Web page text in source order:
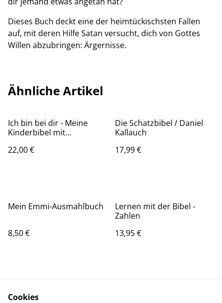
Dieses Buch deckt eine der heimtückischsten Fallen
auf, mit deren Hilfe Satan versucht, dich von Gottes
Willen abzubringen: Ärgernisse.
Ähnliche Artikel
Ich bin bei dir - Meine
Kinderbibel mit
22,00 €
Die Schatzbibel / Daniel
Kallauch
17,99 €
Mein Emmi-Ausmahlbuch
8,50 €
Lernen mit der Bibel -
Zahlen
13,95 €
Cookies